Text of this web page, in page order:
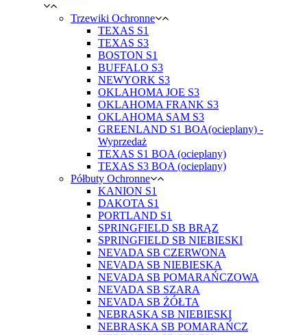
Trzewiki Ochronne
TEXAS S1
TEXAS S3
BOSTON S1
BUFFALO S3
NEWYORK S3
OKLAHOMA JOE S3
OKLAHOMA FRANK S3
OKLAHOMA SAM S3
GREENLAND S1 BOA(ocieplany) -
Wyprzedaż
TEXAS S1 BOA (ocieplany)
TEXAS S3 BOA (ocieplany)
Półbuty Ochronne
KANION S1
DAKOTA S1
PORTLAND S1
SPRINGFIELD SB BRĄZ
SPRINGFIELD SB NIEBIESKI
NEVADA SB CZERWONA
NEVADA SB NIEBIESKA
NEVADA SB POMARAŃCZOWA
NEVADA SB SZARA
NEVADA SB ŻÓŁTA
NEBRASKA SB NIEBIESKI
NEBRASKA SB POMARAŃCZ